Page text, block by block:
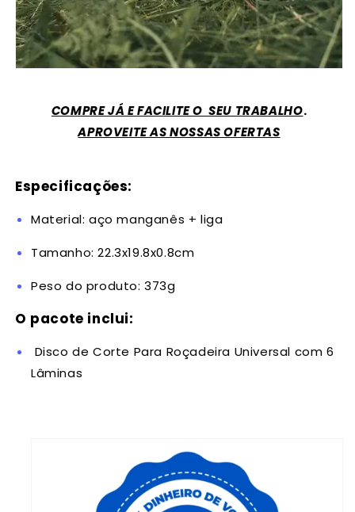
COMPRE JÁ E FACILITE O SEU TRABALHO.
APROVEITE AS NOSSAS OFERTAS
Especificações:
Material: aço manganês + liga
Tamanho: 22.3x19.8x0.8cm
Peso do produto: 373g
O pacote inclui:
Disco de Corte Para Roçadeira Universal com 6
Lâminas